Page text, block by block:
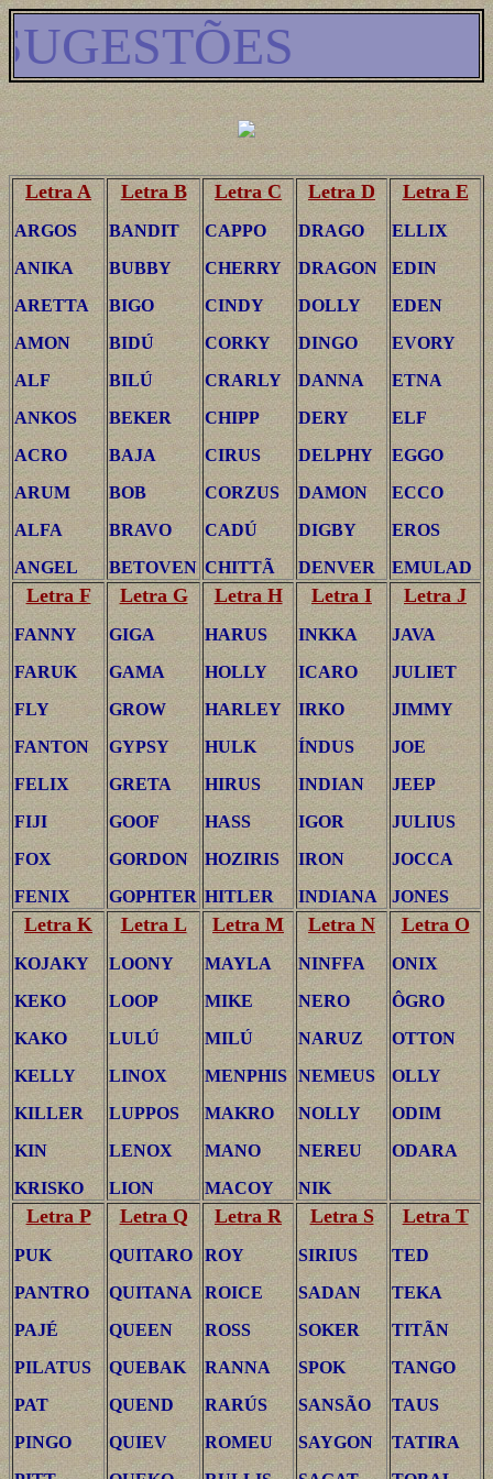
Letra A
ARGOS
ANIKA
ARETTA
AMON
ALF
ANKOS
ACRO
ARUM
ALFA
ANGEL
Letra B
BANDIT
BUBBY
BIGO
BIDÚ
BILÚ
BEKER
BAJA
BOB
BRAVO
BETOVEN
Letra C
CAPPO
CHERRY
CINDY
CORKY
CRARLY
CHIPP
CIRUS
CORZUS
CADÚ
CHITTÃ
Letra D
DRAGO
DRAGON
DOLLY
DINGO
DANNA
DERY
DELPHY
DAMON
DIGBY
DENVER
Letra E
ELLIX
EDIN
EDEN
EVORY
ETNA
ELF
EGGO
ECCO
EROS
EMULAD
Letra F
FANNY
FARUK
FLY
FANTON
FELIX
FIJI
FOX
FENIX
Letra G
GIGA
GAMA
GROW
GYPSY
GRETA
GOOF
GORDON
GOPHTER
Letra H
HARUS
HOLLY
HARLEY
HULK
HIRUS
HASS
HOZIRIS
HITLER
Letra I
INKKA
ICARO
IRKO
ÍNDUS
INDIAN
IGOR
IRON
INDIANA
Letra J
JAVA
JULIET
JIMMY
JOE
JEEP
JULIUS
JOCCA
JONES
Letra K
KOJAKY
KEKO
KAKO
KELLY
KILLER
KIN
KRISKO
Letra L
LOONY
LOOP
LULÚ
LINOX
LUPPOS
LENOX
LION
Letra M
MAYLA
MIKE
MILÚ
MENPHIS
MAKRO
MANO
MACOY
Letra N
NINFFA
NERO
NARUZ
NEMEUS
NOLLY
NEREU
NIK
Letra O
ONIX
ÔGRO
OTTON
OLLY
ODIM
ODARA
Letra P
PUK
PANTRO
PAJÉ
PILATUS
PAT
PINGO
Letra Q
QUITARO
QUITANA
QUEEN
QUEBAK
QUEND
QUIEV
Letra R
ROY
ROICE
ROSS
RANNA
RARÚS
ROMEU
Letra S
SIRIUS
SADAN
SOKER
SPOK
SANSÃO
SAYGON
Letra T
TED
TEKA
TITÃN
TANGO
TAUS
TATIRA